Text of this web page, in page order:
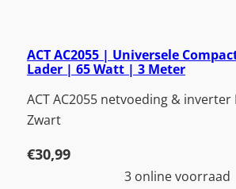
ACT AC2055 | Universele
Lader | 65 Watt | 3 Meter
ACT AC2055 netvoeding & inverter
Zwart
€30,99
3 online voorraad